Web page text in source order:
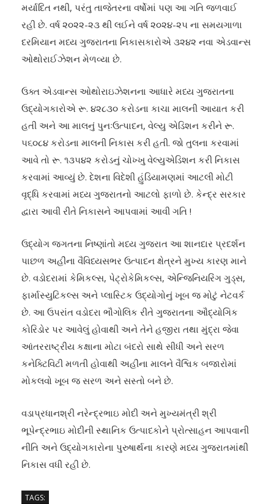
મર્યાદિત નથી, પરંતુ તાજેતરના વર્ષોમાં પણ આ ગતિ જળવાઈ
રહી છે. વર્ષ ૨૦૨૨-૨૩ થી લઈને વર્ષ ૨૦૨૪-૨૫ ના સમયગાળા
દરમિયાન મધ્ય ગુજરાતના નિકાસકારોએ ૩૨૪૨ નવા એડવાન્સ
ઓથોરાઈઝેશન મેળવ્યા છે.
ઉક્ત એડવાન્સ ઓથોરાઇઝેશનના આધારે મધ્ય ગુજરાતના
ઉદ્યોગકારોએ રૂ. ૪૨૮૩૦ કરોડના કાચા માલની આયાત કરી
હતી અને આ માલનું પુનઃઉત્પાદન, વેલ્યુ એડિશન કરીને રૂ.
૫૬૦૮૪ કરોડના માલની નિકાસ કરી હતી. જો તુલના કરવામાં
આવે તો રૂ. ૧૩૫૪૨ કરોડનું ચોખ્ખુ વેલ્યુએડિશન કરી નિકાસ
કરવામાં આવ્યું છે. દેશના વિદેશી હુંડિયામણમાં આટલી મોટી
વૃદ્ધિ કરવામાં મધ્ય ગુજરાતનો આટલો ફાળો છે. કેન્દ્ર સરકાર
દ્વારા આવી રીતે નિકાસને આપવામાં આવી ગતિ !
ઉદ્યોગ જગતના નિષ્ણાંતો મધ્ય ગુજરાત આ શાનદાર પ્રદર્શન
પાછળ અહીંના વૈવિધ્યસભર ઉત્પાદન ક્ષેત્રને મુખ્ય કારણ માને
છે. વડોદરામાં કેમિકલ્સ, પેટ્રોકેમિકલ્સ, એન્જિનિયરિંગ ગુડ્સ,
ફાર્માસ્યુટિકલ્સ અને પ્લાસ્ટિક ઉદ્યોગોનું ખૂબ જ મોટું નેટવર્ક
છે. આ ઉપરાંત વડોદરા ભૌગોલિક રીતે ગુજરાતના ઔદ્યોગિક
કોરિડોર પર આવેલું હોવાથી અને તેને હજીરા તથા મુંદ્રા જેવા
આંતરરાષ્ટ્રીય કક્ષાના મોટા બંદરો સાથે સીધી અને સરળ
કનેક્ટિવિટી મળતી હોવાથી અહીંના માલને વૈશ્વિક બજારોમાં
મોકલવો ખૂબ જ સરળ અને સસ્તો બને છે.
વડાપ્રધાનશ્રી નરેન્દ્રભાઇ મોદી અને મુખ્યમંત્રી શ્રી
ભૂપેન્દ્રભાઇ મોદીની સ્થાનિક ઉત્પાદકોને પ્રોત્સાહન આપવાની
નીતિ અને ઉદ્યોગકારોના પુરુષાર્થના કારણે મધ્ય ગુજરાતમાંથી
નિકાસ વધી રહી છે.
TAGS: